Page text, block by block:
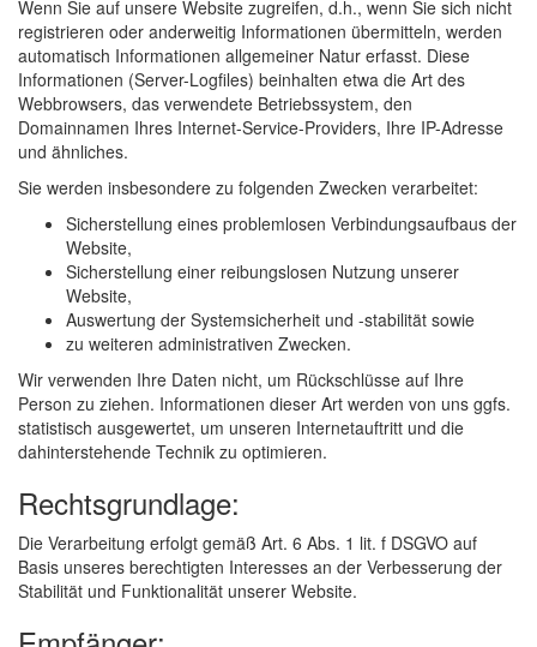
Wenn Sie auf unsere Website zugreifen, d.h., wenn Sie sich nicht
registrieren oder anderweitig Informationen übermitteln, werden
automatisch Informationen allgemeiner Natur erfasst. Diese
Informationen (Server-Logfiles) beinhalten etwa die Art des
Webbrowsers, das verwendete Betriebssystem, den
Domainnamen Ihres Internet-Service-Providers, Ihre IP-Adresse
und ähnliches.
Sie werden insbesondere zu folgenden Zwecken verarbeitet:
Sicherstellung eines problemlosen Verbindungsaufbaus der
Website,
Sicherstellung einer reibungslosen Nutzung unserer
Website,
Auswertung der Systemsicherheit und -stabilität sowie
zu weiteren administrativen Zwecken.
Wir verwenden Ihre Daten nicht, um Rückschlüsse auf Ihre
Person zu ziehen. Informationen dieser Art werden von uns ggfs.
statistisch ausgewertet, um unseren Internetauftritt und die
dahinterstehende Technik zu optimieren.
Rechtsgrundlage:
Die Verarbeitung erfolgt gemäß Art. 6 Abs. 1 lit. f DSGVO auf
Basis unseres berechtigten Interesses an der Verbesserung der
Stabilität und Funktionalität unserer Website.